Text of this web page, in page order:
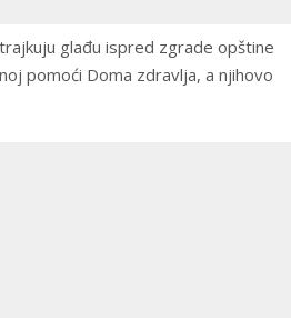
glađu ispred zgrade opštine
pomoći Doma zdravlja, a njihovo